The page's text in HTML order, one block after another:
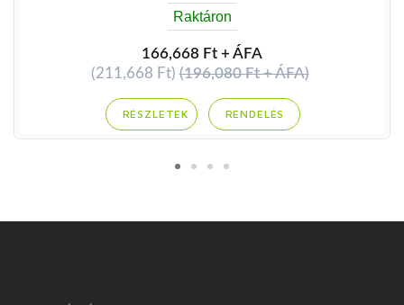
Raktáron
166,668 Ft + ÁFA
(211,668 Ft) (196,080 Ft + ÁFA)
RENDELÉS